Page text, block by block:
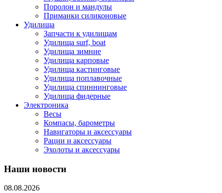
Поролон и мандулы
Приманки силиконовые
Удилища
Запчасти к удилищам
Удилища surf, boat
Удилища зимние
Удилища карповые
Удилища кастинговые
Удилища поплавочные
Удилища спиннинговые
Удилища фидерные
Электроника
Весы
Компасы, барометры
Навигаторы и аксессуары
Рации и аксессуары
Эхолоты и аксессуары
Наши новости
08.08.2026